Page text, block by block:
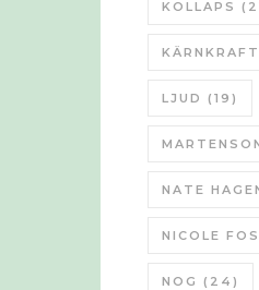
KOLLAPS
KÄRNKRAFT
LJUD (19)
NATE
NICOLE
NOG (24)